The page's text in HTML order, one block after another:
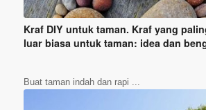
Kraf DIY untuk taman. Kraf yang
luar biasa untuk taman: idea dan
Buat taman indah dan rapi ...